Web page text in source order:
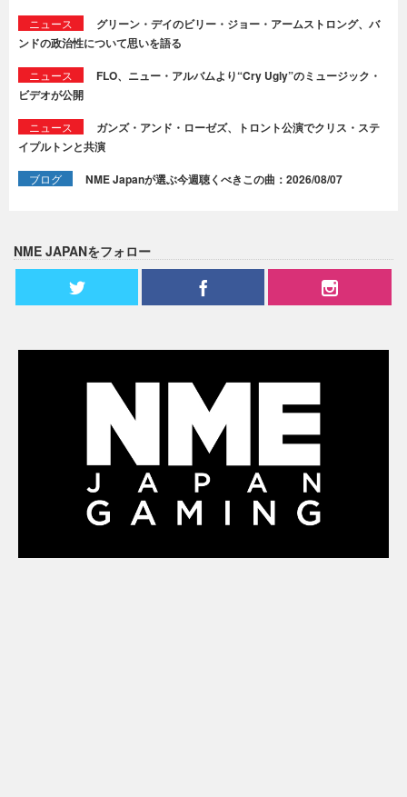
ニュース
グリーン・デイのビリー・ジョー・アームストロング、バ
ンドの政治性について思いを語る
ニュース
FLO、ニュー・アルバムより“Cry Ugly”のミュージック・
ビデオが公開
ニュース
ガンズ・アンド・ローゼズ、トロント公演でクリス・ステ
イプルトンと共演
ブログ NME Japanが選ぶ今週聴くべきこの曲：2026/08/07
NME JAPANをフォロー